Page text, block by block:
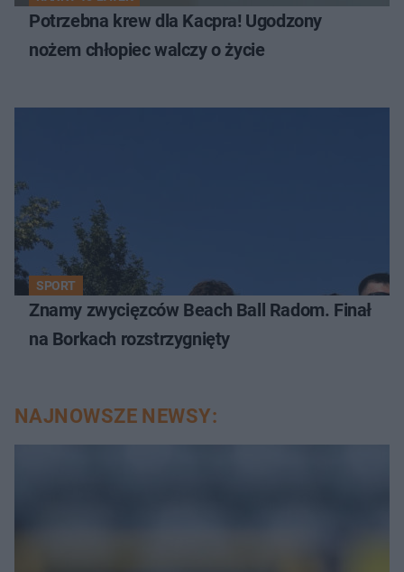
Potrzebna krew dla Kacpra! Ugodzony
nożem chłopiec walczy o życie
SPORT
Znamy zwycięzców Beach Ball Radom. Finał
na Borkach rozstrzygnięty
NAJNOWSZE NEWSY: